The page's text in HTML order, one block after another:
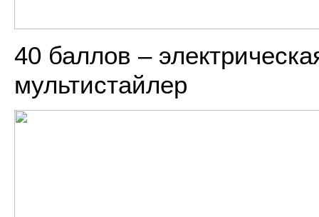
40 баллов –
мультистайлер